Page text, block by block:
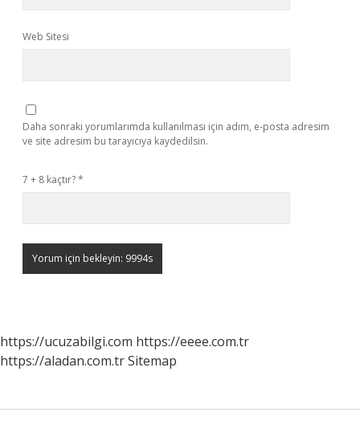
Web Sitesi
Daha sonraki yorumlarımda kullanılması için adım, e-posta adresim
ve site adresim bu tarayıcıya kaydedilsin.
7 + 8 kaçtır?*
https://ucuzabilgi.com https://eeee.com.tr
https://aladan.com.trSitemap